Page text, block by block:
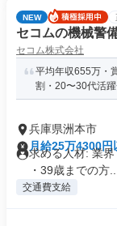
NEW
セコムの機械警
セコム株式会社
平均年収655万・
割・20〜30代活
兵庫県洲本市
月給25万4300円
求める人材: 業
・39歳までの方...
交通費支給